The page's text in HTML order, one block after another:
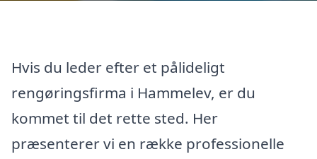
Hvis du leder efter et pålideligt
rengøringsfirma i Hammelev, er du
kommet til det rette sted. Her
præsenterer vi en række professionelle